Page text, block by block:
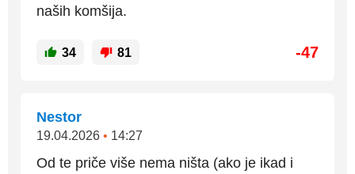
naših komšija.
34 81 -47
Nestor
19.04.2026 • 14:27
Od te priče više nema ništa (ako je ikad i